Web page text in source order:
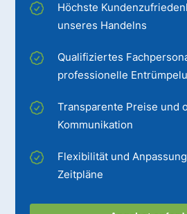
Höchste
unseres Handelns
Qualifiziertes
professionelle
Transparente Preise und
Kommunikation
Flexibilität und
Zeitpläne